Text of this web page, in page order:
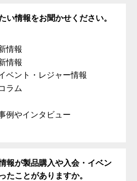
い情報をお聞かせください。
情報
情報
ベント・レジャー情報
ラム
例やインタビュー
報が製品購入や入会・イベン
たことがありますか。